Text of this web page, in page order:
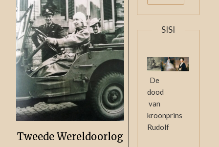
Tweede Wereldoorlog
SISI
De
dood
van
kroonprins
Rudolf